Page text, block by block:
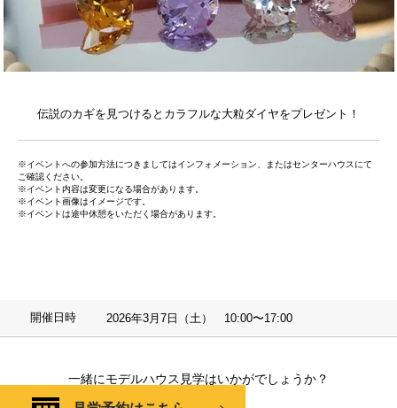
伝説のカギを見つけるとカラフルな大粒ダイヤをプレゼント！
※イベントへの参加方法につきましてはインフォメーション、またはセンターハウスにて
ご確認ください。
※イベント内容は変更になる場合があります。
※イベント画像はイメージです。
※イベントは途中休憩をいただく場合があります。
開催日時 2026年3月7日（土） 10:00〜17:00
一緒にモデルハウス見学はいかがでしょうか？